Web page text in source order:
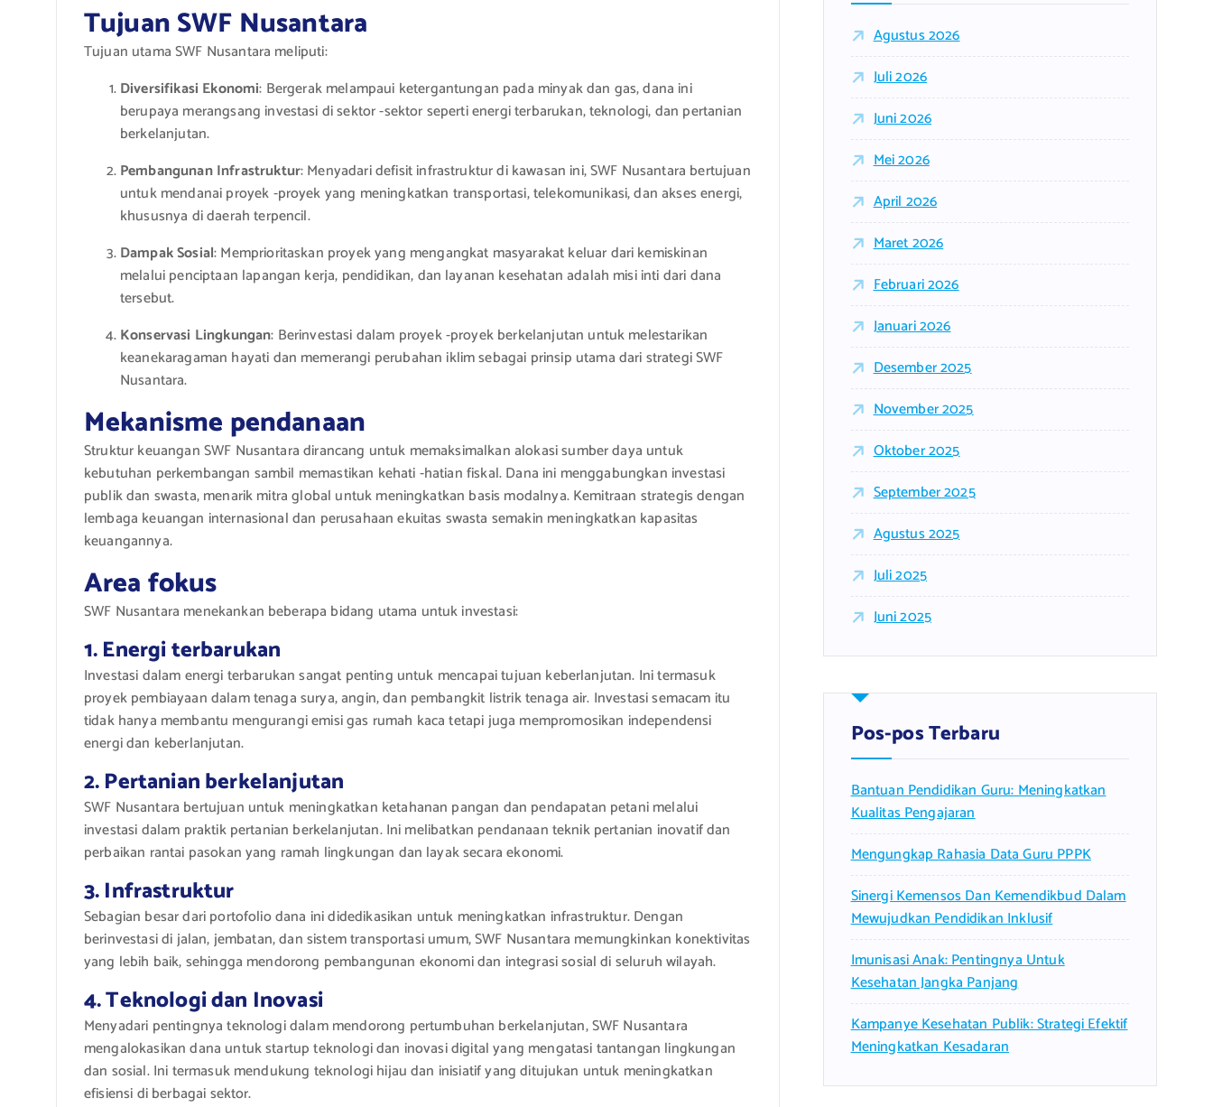
Tujuan SWF Nusantara
Tujuan utama SWF Nusantara meliputi:
Diversifikasi Ekonomi: Bergerak melampaui ketergantungan pada minyak dan gas, dana ini
berupaya merangsang investasi di sektor -sektor seperti energi terbarukan, teknologi, dan pertanian
berkelanjutan.
Pembangunan Infrastruktur: Menyadari defisit infrastruktur di kawasan ini, SWF Nusantara bertujuan
untuk mendanai proyek -proyek yang meningkatkan transportasi, telekomunikasi, dan akses energi,
khususnya di daerah terpencil.
Dampak Sosial: Memprioritaskan proyek yang mengangkat masyarakat keluar dari kemiskinan
melalui penciptaan lapangan kerja, pendidikan, dan layanan kesehatan adalah misi inti dari dana
tersebut.
Konservasi Lingkungan: Berinvestasi dalam proyek -proyek berkelanjutan untuk melestarikan
keanekaragaman hayati dan memerangi perubahan iklim sebagai prinsip utama dari strategi SWF
Nusantara.
Mekanisme pendanaan
Struktur keuangan SWF Nusantara dirancang untuk memaksimalkan alokasi sumber daya untuk
kebutuhan perkembangan sambil memastikan kehati -hatian fiskal. Dana ini menggabungkan investasi
publik dan swasta, menarik mitra global untuk meningkatkan basis modalnya. Kemitraan strategis dengan
lembaga keuangan internasional dan perusahaan ekuitas swasta semakin meningkatkan kapasitas
keuangannya.
Area fokus
SWF Nusantara menekankan beberapa bidang utama untuk investasi:
1. Energi terbarukan
Investasi dalam energi terbarukan sangat penting untuk mencapai tujuan keberlanjutan. Ini termasuk
proyek pembiayaan dalam tenaga surya, angin, dan pembangkit listrik tenaga air. Investasi semacam itu
tidak hanya membantu mengurangi emisi gas rumah kaca tetapi juga mempromosikan independensi
energi dan keberlanjutan.
2. Pertanian berkelanjutan
SWF Nusantara bertujuan untuk meningkatkan ketahanan pangan dan pendapatan petani melalui
investasi dalam praktik pertanian berkelanjutan. Ini melibatkan pendanaan teknik pertanian inovatif dan
perbaikan rantai pasokan yang ramah lingkungan dan layak secara ekonomi.
3. Infrastruktur
Sebagian besar dari portofolio dana ini didedikasikan untuk meningkatkan infrastruktur. Dengan
berinvestasi di jalan, jembatan, dan sistem transportasi umum, SWF Nusantara memungkinkan konektivitas
yang lebih baik, sehingga mendorong pembangunan ekonomi dan integrasi sosial di seluruh wilayah.
4. Teknologi dan Inovasi
Menyadari pentingnya teknologi dalam mendorong pertumbuhan berkelanjutan, SWF Nusantara
mengalokasikan dana untuk startup teknologi dan inovasi digital yang mengatasi tantangan lingkungan
dan sosial. Ini termasuk mendukung teknologi hijau dan inisiatif yang ditujukan untuk meningkatkan
efisiensi di berbagai sektor.
Agustus 2026
Juli 2026
Juni 2026
Mei 2026
April 2026
Maret 2026
Februari 2026
Januari 2026
Desember 2025
November 2025
Oktober 2025
September 2025
Agustus 2025
Juli 2025
Juni 2025
Pos-pos Terbaru
Bantuan Pendidikan Guru: Meningkatkan
Kualitas Pengajaran
Mengungkap Rahasia Data Guru PPPK
Sinergi Kemensos Dan Kemendikbud Dalam
Mewujudkan Pendidikan Inklusif
Imunisasi Anak: Pentingnya Untuk
Kesehatan Jangka Panjang
Kampanye Kesehatan Publik: Strategi Efektif
Meningkatkan Kesadaran